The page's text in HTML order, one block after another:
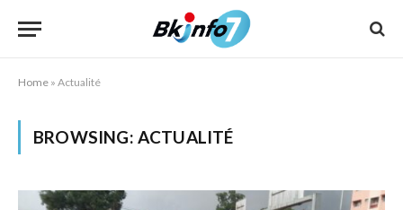
Home » Actualité
BROWSING: ACTUALITÉ